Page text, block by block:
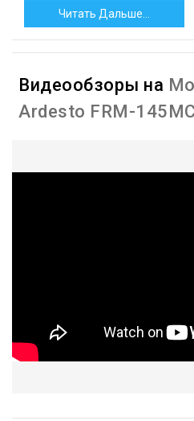
энергоэффективностью (А+).
около 228 кВтч. Благодаря
можно легко переставлять и
одиночку.
Читать Дальше...
Видеообзоры на
Ardesto FRM-